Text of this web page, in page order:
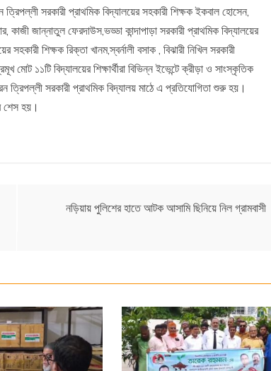
সরকারী প্রাথমিক বিদ্যালয়ের সহকারী শিক্ষক ইকবাল হোসেন,
জান্নাতুল ফেরদাউস,ভড্ডা কান্দাপাড়া সরকারী প্রাথমিক বিদ্যালয়ের
শিক্ষক রিক্তা খানম,স্বর্নালী বসাক , বিঝারী নিখিল সরকারী
মোট ১১টি বিদ্যালয়ের শিক্ষার্থীরা বিভিন্ন ইভেন্টে ক্রীড়া ও সাংস্কৃতিক
সরকারী প্রাথমিক বিদ্যালয় মাঠে এ প্রতিযোগিতা শুরু হয়।
শেস হয়।
নড়িয়ায় পুলিশের হাতে আটক আসামি ছিনিয়ে নিল গ্রামবাসী